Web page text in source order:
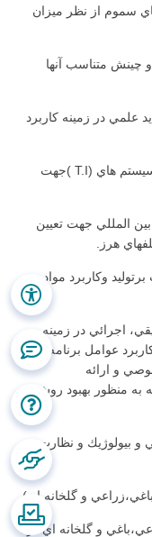
سموم از نظر ميزان
چينش متناسب آنها
در زمينه كاربرد
بررسي و تهيه مدلهاي مناسب با استفاده از سيستم هاي (T.I )جهت
المللي جهت تعيين
هرز.
وكاربرد مواد
اجرائي در زمينه
عوامل برنامه
و ارائه
به منظور بهبود روش
و بيولوژيك و نظارت
و گلخانه اي)
و گلخانه اي در